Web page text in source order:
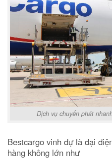
Dịch vụ chuyển phát
Bestcargo vinh dự là đại
hàng không lớn như